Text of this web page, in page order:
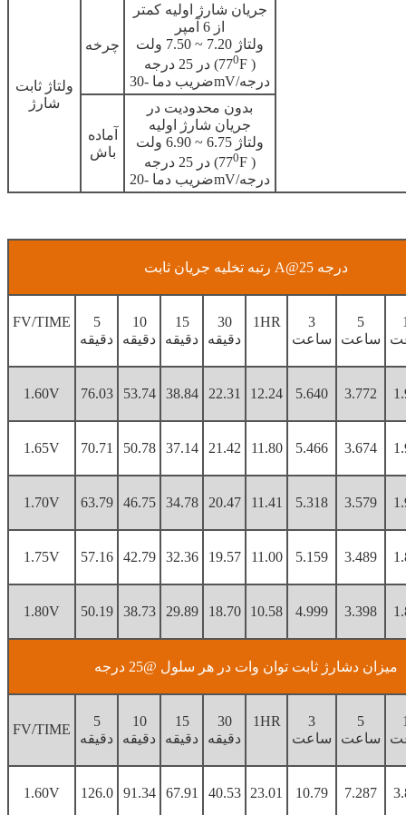
ولتاژ ثابت
شارژ
چرخه
جریان شارژ اولیه کمتر
از 6 آمپر
ولتاژ 7.20 ~ 7.50 ولت
در 25 درجه (770F )
ضریب دما -30mV/درجه
آماده
باش
بدون محدودیت در
جریان شارژ اولیه
ولتاژ 6.75 ~ 6.90 ولت
در 25 درجه (770F )
ضریب دما -20mV/درجه
رتبه تخلیه جریان ثابت A@25 درجه
FV/TIME
5
دقیقه
10
دقیقه
15
دقیقه
30
دقیقه
1HR
3
ساعت
5
ساعت
1.60V 76.03 53.74 38.84 22.31 12.24 5.640 3.772
1.65V 70.71 50.78 37.14 21.42 11.80 5.466 3.674
1.70V 63.79 46.75 34.78 20.47 11.41 5.318 3.579
1.75V 57.16 42.79 32.36 19.57 11.00 5.159 3.489
1.80V 50.19 38.73 29.89 18.70 10.58 4.999 3.398
میزان دشارژ ثابت توان وات در هر سلول @25 درجه
FV/TIME
5
دقیقه
10
دقیقه
15
دقیقه
30
دقیقه
1HR
3
ساعت
5
ساعت
1.60V 126.0 91.34 67.91 40.53 23.01 10.79 7.287